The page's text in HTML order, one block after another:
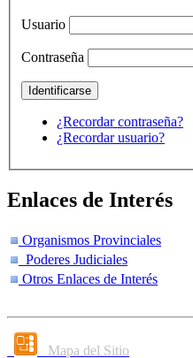
Usuario
Contraseña
¿Recordar contraseña?
¿Recordar usuario?
Enlaces de Interés
Organismos Provinciales
Poderes Judiciales
Otros Enlaces de Interés
Mapa del Sitio